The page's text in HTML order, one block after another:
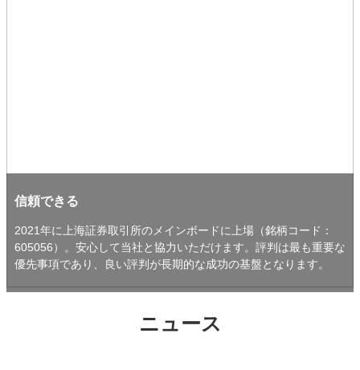
信頼できる
2021年に上海証券取引所のメインボードに上場（銘柄コード：
605056）。安心して当社と協力いただけます。評判は最も重要な
優先事項であり、良い評判が長期的な成功の基盤となります。
ニュース